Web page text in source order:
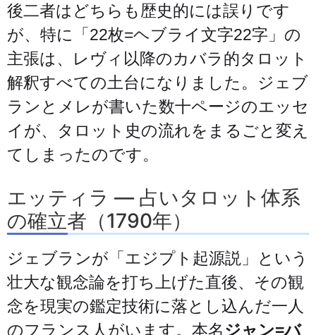
後二者はどちらも歴史的には誤りです
が、特に「22枚=ヘブライ文字22字」の
主張は、レヴィ以降のカバラ的タロット
解釈すべての土台になりました。ジェブ
ランとメレが書いた数十ページのエッセ
イが、タロット史の流れをまるごと変え
てしまったのです。
エッティラ — 占いタロット体系
の確立者（1790年）
ジェブランが「エジプト起源説」という
壮大な観念論を打ち上げた直後、その観
念を現実の鑑定技術に落とし込んだ一人
のフランス人がいます。本名ジャン=バ